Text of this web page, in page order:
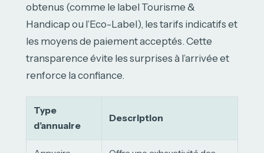
obtenus (comme le label Tourisme &
Handicap ou l’Eco-Label), les tarifs indicatifs et
les moyens de paiement acceptés. Cette
transparence évite les surprises à l’arrivée et
renforce la confiance.
Type
d’annuaire
Description